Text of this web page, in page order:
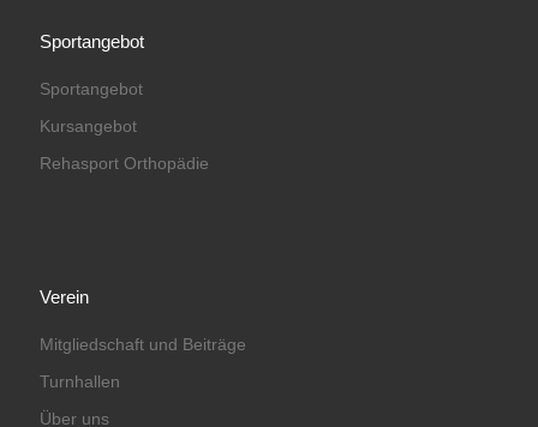
Sportangebot
Sportangebot
Kursangebot
Rehasport Orthopädie
Verein
Mitgliedschaft und Beiträge
Turnhallen
Über uns